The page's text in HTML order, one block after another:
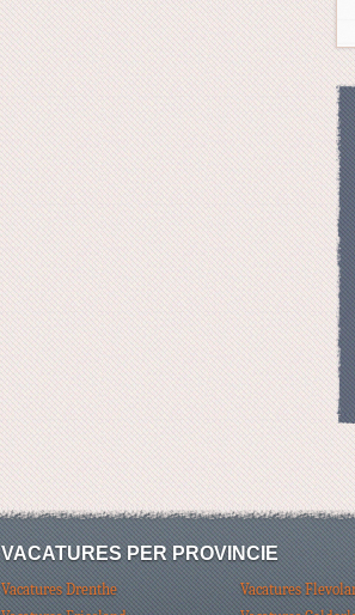
VACATURES PER PROVINCIE
Vacatures Drenthe
Vacatures